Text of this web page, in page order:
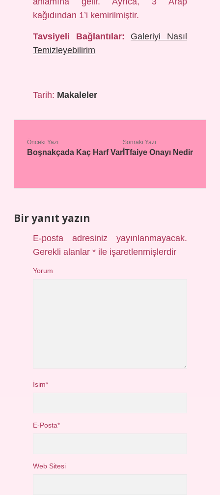
kağıdından 1’i kemirilmiştir.
Tavsiyeli Bağlantılar:
Galeriyi Nasıl
Temizleyebilirim
Tarih: Makaleler
Önceki Yazı
Boşnakçada Kaç Harf Var
Sonraki Yazı
İTfaiye Onayı Nedir
Bir yanıt yazın
E-posta adresiniz yayınlanmayacak.
Gerekli alanlar* ile işaretlenmişlerdir
Yorum
İsim*
E-Posta*
Web Sitesi